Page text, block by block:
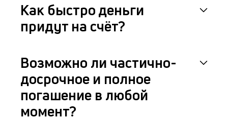
Как быстро деньги
придут на счёт?
Возможно ли частично-
досрочное и полное
погашение в любой
момент?